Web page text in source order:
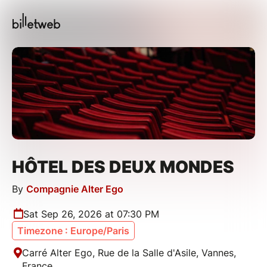
HÔTEL DES DEUX MONDES
By Compagnie Alter Ego
Sat Sep 26, 2026 at 07:30 PM
Timezone : Europe/Paris
Carré Alter Ego, Rue de la Salle d'Asile, Vannes,